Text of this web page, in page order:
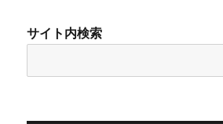
ペ
ー
サイト内検索